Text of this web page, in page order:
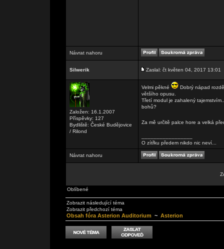
Návrat nahoru
Silwerik Zaslal: čt květen 04, 2017 13:01
Založen: 16.1.2007
Příspěvky: 127
Bydliště: České Budějovice
/ Rilond
Velmi pěkné
Dobrý nápad
většího opusu.
Třetí modul je zahalený
bohů?
Za mě určitě palce hore a velká
O zítřku předem nikdo nic neví...
Návrat nahoru
Oblíbené
Zobrazit následující téma
Zobrazit předchozí téma
Obsah fóra Asterion Auditorium ~ Asterion